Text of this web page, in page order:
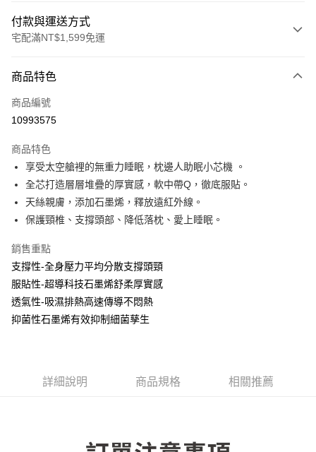
付款與運送方式
宅配滿NT$1,599免運
信用卡一次付款
LINE Pay
街口支付
全盈+PAY
運送方式
物流宅配
每筆NT$150，滿NT$1,599(含以上)免運費
商品特色
商品編號
10993575
商品特色
享受太空艙裡的無重力睡眠，枕邊人助眠小芯機 。
全芯打造層層堆疊的厚實感，軟中帶Q，徹底服貼。
天絲親膚，添加石墨烯，釋放遠紅外線。
保護頸椎、支撐頭部、降低落枕、愛上睡眠。
銷售重點
支撐性-全身壓力平均分散支撐頭頸
服貼性-超導科技石墨烯舒柔厚實感
透氣性-吸濕排熱高速傳導不悶熱
抑菌性石墨烯有效抑制細菌孳生
詳細說明 商品規格 相關推薦